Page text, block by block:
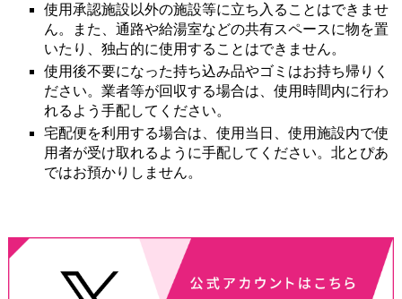
使用承認施設以外の施設等に立ち入ることはできませ
ん。また、通路や給湯室などの共有スペースに物を置
いたり、独占的に使用することはできません。
使用後不要になった持ち込み品やゴミはお持ち帰りく
ださい。業者等が回収する場合は、使用時間内に行わ
れるよう手配してください。
宅配便を利用する場合は、使用当日、使用施設内で使
用者が受け取れるように手配してください。北とぴあ
ではお預かりしません。